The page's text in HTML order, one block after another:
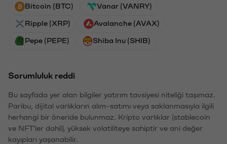
Bitcoin (BTC) Vanar (VANRY)
Ripple (XRP) Avalanche (AVAX)
Pepe (PEPE) Shiba Inu (SHIB)
Sorumluluk reddi
Bu sayfada yer alan bilgiler yatırım tavsiyesi niteliği taşımaz.
Paribu, dijital varlıkların alım-satımı veya saklanmasıyla ilgili
herhangi bir öneride bulunmaz. Kripto varlıklar (stablecoin
ve NFT'ler dahil), yüksek volatiliteye sahiptir ve ani değer
kayıpları yaşanabilir.